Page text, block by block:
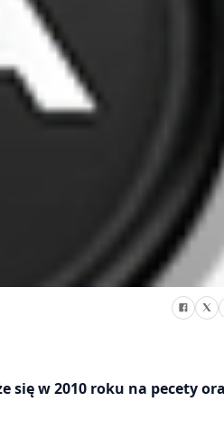
się w 2010 roku na pecety